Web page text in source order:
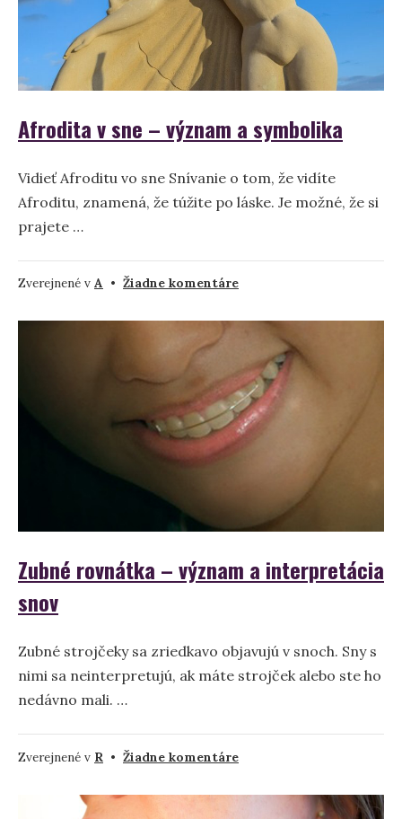
Afrodita v sne – význam a symbolika
Vidieť Afroditu vo sne Snívanie o tom, že vidíte
Afroditu, znamená, že túžite po láske. Je možné, že si
prajete …
Zverejnené v A • Žiadne komentárena
v
–
význam
a
symbolika
Zubné rovnátka – význam a interpretácia
snov
Zubné strojčeky sa zriedkavo objavujú v snoch. Sny s
nimi sa neinterpretujú, ak máte strojček alebo ste ho
nedávno mali. …
Zverejnené v R • Žiadne komentárena
rovnátka